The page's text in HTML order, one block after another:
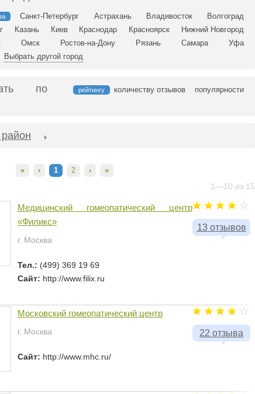
Санкт-Петербург Астрахань Владивосток
Волгоград
Казань Киев Краснодар Красноярск
Нижний Новгород
Омск Ростов-на-Дону Рязань Самара
Уфа
Выбрать другой город
по рейтингу количеству отзывов
популярности
« ‹ 1 2 › »
1—10 из 15.
13 отзывов
Медицинский гомеопатический центр
«Филикс»
г. Москва
Тел.: (499) 369 19 69
Сайт: http://www.filix.ru
22 отзыва
Московский гомеопатический центр
г. Москва
Сайт: http://www.mhc.ru/